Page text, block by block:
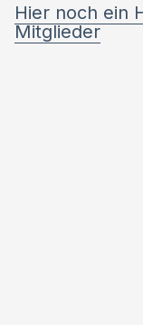
Hier noch ein
Mitglieder